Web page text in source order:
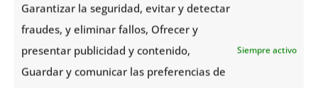
Garantizar la seguridad, evitar y detectar
fraudes, y eliminar fallos, Ofrecer y
presentar publicidad y contenido,
Guardar y comunicar las preferencias de
Siempre activo
Elige elTren de Flåmsi es tu primera vez en el
país, quieres ver la estampa clásica del fiordo
noruego y no te importa compartir el vagón con
más turistas para presenciar un hito de la